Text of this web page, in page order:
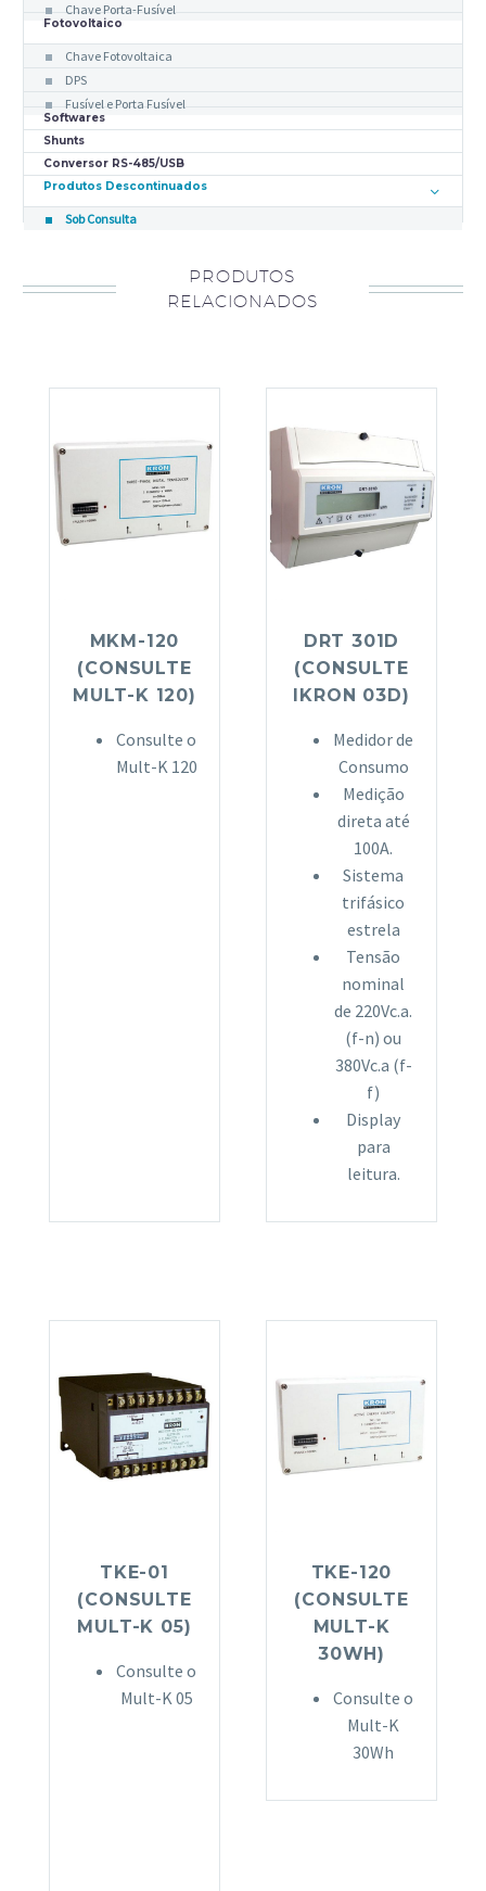
Chave Porta-Fusível
Fotovoltaico
Chave Fotovoltaica
DPS
Fusível e Porta Fusível
Softwares
Shunts
Conversor RS-485/USB
Produtos Descontinuados
Sob Consulta
PRODUTOS
RELACIONADOS
MKM-120
(CONSULTE
MULT-K 120)
Consulte o
Mult-K 120
DRT 301D
(CONSULTE
IKRON 03D)
Medidor de
Consumo
Medição
direta até
100A.
Sistema
trifásico
estrela
Tensão
nominal
de 220Vc.a.
(f-n) ou
380Vc.a (f-
f)
Display
para
leitura.
TKE-01
(CONSULTE
MULT-K 05)
Consulte o
Mult-K 05
TKE-120
(CONSULTE
MULT-K
30WH)
Consulte o
Mult-K
30Wh